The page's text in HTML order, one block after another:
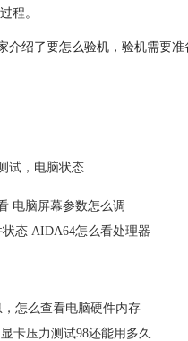
程。
介绍了要怎么验机，验机需要
试 ， 电脑状态
电脑屏幕参数怎么调
态 AIDA64怎么看处理器
怎么查看电脑硬件内存
卡压力测试98还能用多久